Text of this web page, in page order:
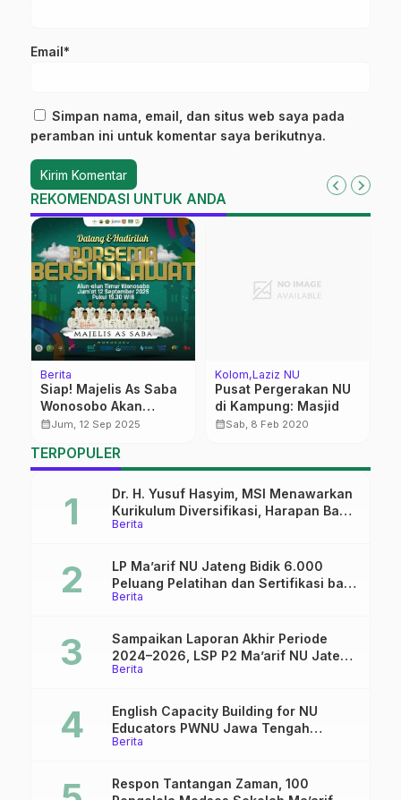
Email*
Simpan nama, email, dan situs web saya pada
peramban ini untuk komentar saya berikutnya.
REKOMENDASI UNTUK ANDA
Berita
Siap! Majelis As Saba
Wonosobo Akan
Sholawatan di
calendar_monthJum, 12 Sep 2025
Kolom Laziz NU
Pusat Pergerakan NU
di Kampung: Masjid
calendar_monthSab, 8 Feb 2020
TERPOPULER
Berita
Dr. H. Yusuf Hasyim, MSI Menawarkan
Kurikulum Diversifikasi, Harapan Baru
dalam dunia pendidikan
Berita
LP Ma’arif NU Jateng Bidik 6.000
Peluang Pelatihan dan Sertifikasi bagi
Lulusan SMK
Berita
Sampaikan Laporan Akhir Periode
2024–2026, LSP P2 Ma’arif NU Jateng
Mantapkan Sinergi Link and Match
Berita
English Capacity Building for NU
Educators PWNU Jawa Tengah
Batch#4; Membuka Jalan Menuju
Respon Tantangan Zaman, 100